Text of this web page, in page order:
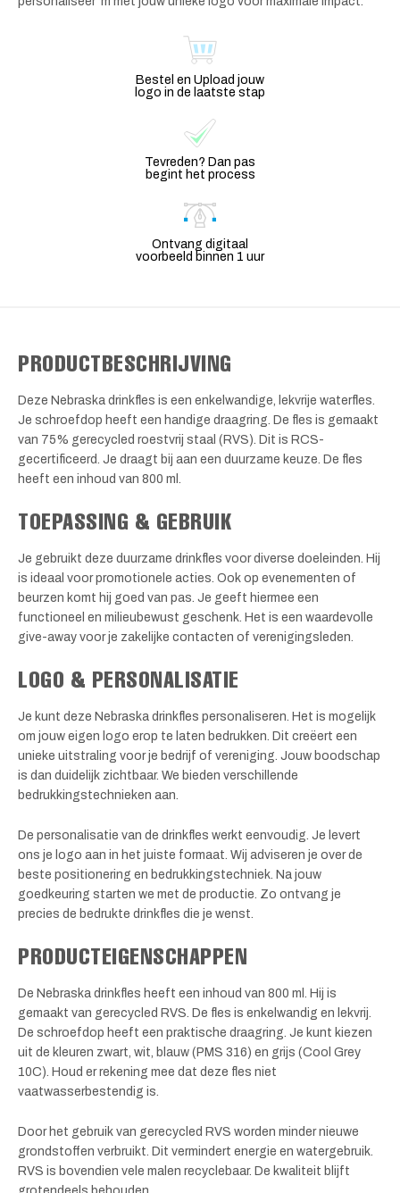
Bestel en Upload jouw
logo in de laatste stap
Tevreden? Dan pas
begint het process
Ontvang digitaal
voorbeeld binnen 1 uur
PRODUCTBESCHRIJVING
Deze Nebraska drinkfles is een enkelwandige, lekvrije waterfles.
Je schroefdop heeft een handige draagring. De fles is gemaakt
van 75% gerecycled roestvrij staal (RVS). Dit is RCS-
gecertificeerd. Je draagt bij aan een duurzame keuze. De fles
heeft een inhoud van 800 ml.
TOEPASSING & GEBRUIK
Je gebruikt deze duurzame drinkfles voor diverse doeleinden. Hij
is ideaal voor promotionele acties. Ook op evenementen of
beurzen komt hij goed van pas. Je geeft hiermee een
functioneel en milieubewust geschenk. Het is een waardevolle
give-away voor je zakelijke contacten of verenigingsleden.
LOGO & PERSONALISATIE
Je kunt deze Nebraska drinkfles personaliseren. Het is mogelijk
om jouw eigen logo erop te laten bedrukken. Dit creëert een
unieke uitstraling voor je bedrijf of vereniging. Jouw boodschap
is dan duidelijk zichtbaar. We bieden verschillende
bedrukkingstechnieken aan.
De personalisatie van de drinkfles werkt eenvoudig. Je levert
ons je logo aan in het juiste formaat. Wij adviseren je over de
beste positionering en bedrukkingstechniek. Na jouw
goedkeuring starten we met de productie. Zo ontvang je
precies de bedrukte drinkfles die je wenst.
PRODUCTEIGENSCHAPPEN
De Nebraska drinkfles heeft een inhoud van 800 ml. Hij is
gemaakt van gerecycled RVS. De fles is enkelwandig en lekvrij.
De schroefdop heeft een praktische draagring. Je kunt kiezen
uit de kleuren zwart, wit, blauw (PMS 316) en grijs (Cool Grey
10C). Houd er rekening mee dat deze fles niet
vaatwasserbestendig is.
Door het gebruik van gerecycled RVS worden minder nieuwe
grondstoffen verbruikt. Dit vermindert energie en watergebruik.
RVS is bovendien vele malen recyclebaar. De kwaliteit blijft